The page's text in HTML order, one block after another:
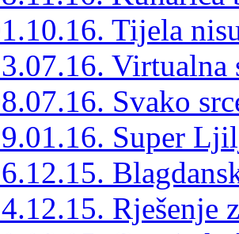
Tijela
Virtualna
Svako
Super
Rješenje